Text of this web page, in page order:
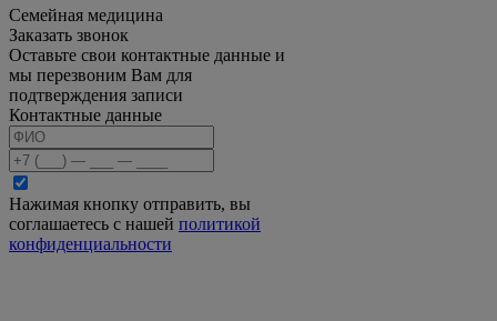
Семейная медицина
Заказать звонок
Оставьте свои контактные данные и
мы перезвоним Вам для
подтверждения записи
Контактные данные
Нажимая кнопку отправить, вы
соглашаетесь с нашей политикой
конфиденциальности